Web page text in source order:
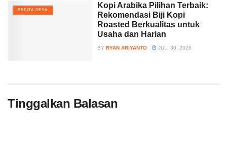
BERITA DESA
Kopi Arabika Pilihan Terbaik:
Rekomendasi Biji Kopi
Roasted Berkualitas untuk
Usaha dan Harian
BY RYAN ARIYANTO JULI 30, 2026
Tinggalkan Balasan